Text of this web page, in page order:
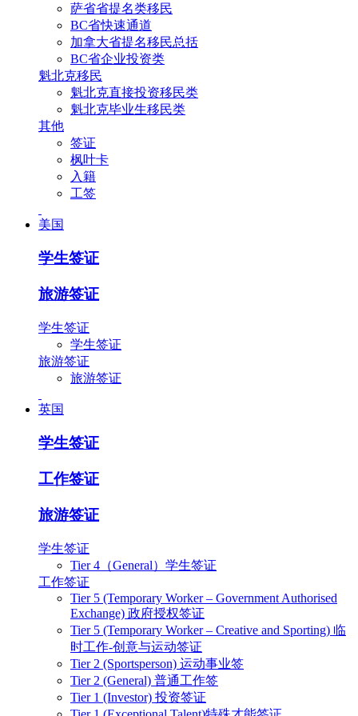
萨省省提名类移民
BC省快速通道
加拿大省提名移民总括
BC省企业投资类
魁北克移民
魁北克直接投资移民类
魁北克毕业生移民类
其他
签证
枫叶卡
入籍
工签
美国
学生签证
旅游签证
学生签证
学生签证
旅游签证
旅游签证
英国
学生签证
工作签证
旅游签证
学生签证
Tier 4（General）学生签证
工作签证
Tier 5 (Temporary Worker – Government Authorised
Exchange) 政府授权签证
Tier 5 (Temporary Worker – Creative and Sporting) 临
时工作-创意与运动签证
Tier 2 (Sportsperson) 运动事业签
Tier 2 (General) 普通工作签
Tier 1 (Investor) 投资签证